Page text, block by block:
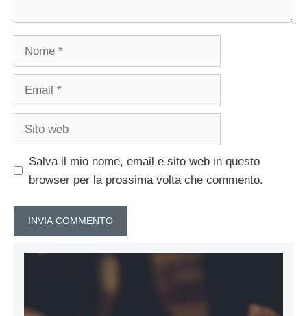
Nome
Email
Sito
Salva il mio nome, email e sito web in questo
browser per la prossima volta che commento.